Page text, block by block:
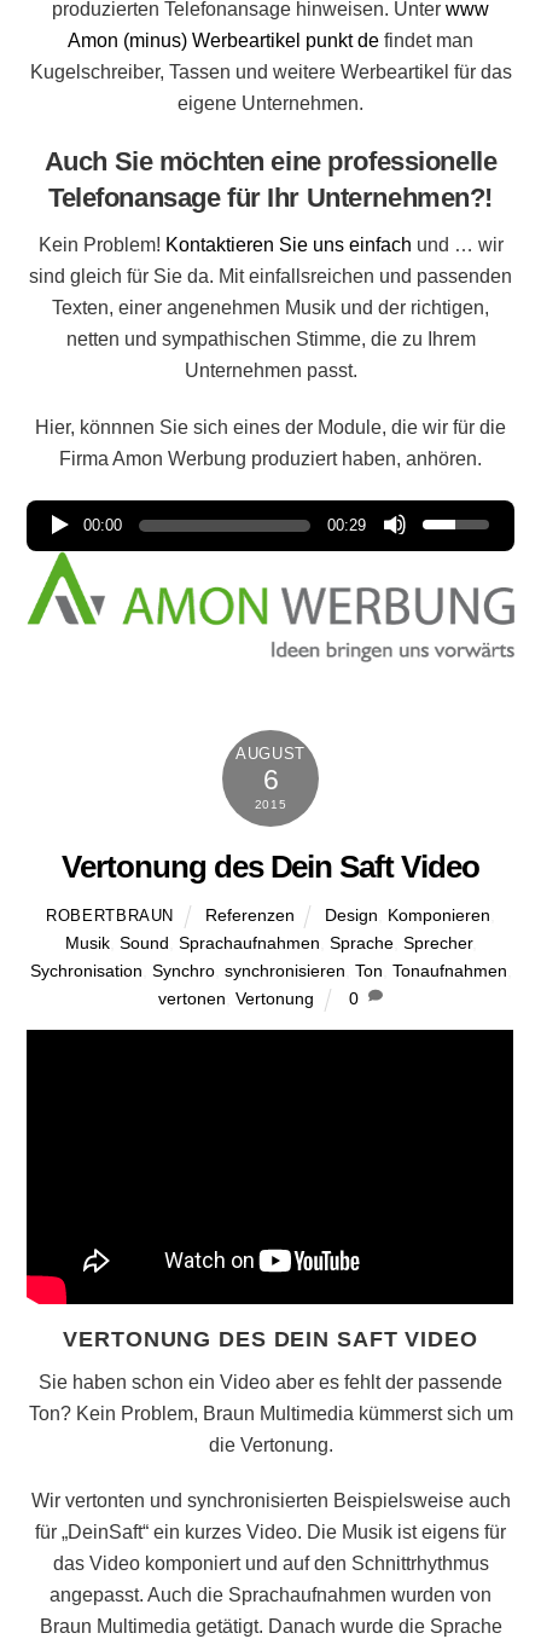
produzierten Telefonansage hinweisen. Unter www
Amon (minus) Werbeartikel punkt de findet man
Kugelschreiber, Tassen und weitere Werbeartikel für das
eigene Unternehmen.
Auch Sie möchten eine professionelle
Telefonansage für Ihr Unternehmen?!
Kein Problem! Kontaktieren Sie uns einfach und … wir
sind gleich für Sie da. Mit einfallsreichen und passenden
Texten, einer angenehmen Musik und der richtigen,
netten und sympathischen Stimme, die zu Ihrem
Unternehmen passt.
Hier, könnnen Sie sich eines der Module, die wir für die
Firma Amon Werbung produziert haben, anhören.
00:00 00:29
AUGUST
6
2015
Vertonung des Dein Saft Video
ROBERTBRAUN Referenzen Design Komponieren
Musik, Sound Sprachaufnahmen Sprache, Sprecher,
Sychronisation Synchro, synchronisieren Ton Tonaufnahmen
vertonen ,Vertonung 0
VERTONUNG DES DEIN SAFT VIDEO
Sie haben schon ein Video aber es fehlt der passende
Ton? Kein Problem, Braun Multimedia kümmerst sich um
die Vertonung.
Wir vertonten und synchronisierten Beispielsweise auch
für „DeinSaft“ ein kurzes Video. Die Musik ist eigens für
das Video komponiert und auf den Schnittrhythmus
angepasst. Auch die Sprachaufnahmen wurden von
Braun Multimedia getätigt. Danach wurde die Sprache